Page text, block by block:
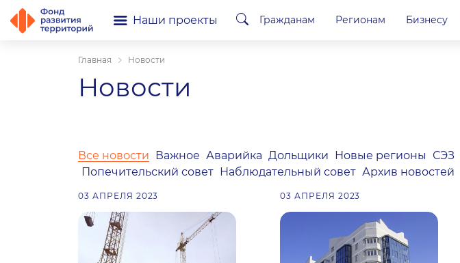
Наши проекты Гражданам Регионам Бизнесу
Главная Новости
Новости
Все новости Важное Аварийка Дольщики Новые регионы СЭЗ
Попечительский совет Наблюдательный совет Архив новостей
03 АПРЕЛЯ 2023 03 АПРЕЛЯ 2023